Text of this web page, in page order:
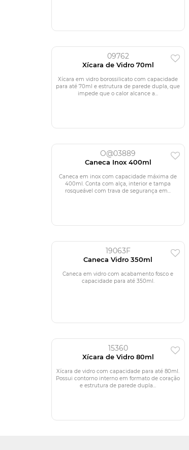
09762
Xícara de Vidro 70ml
Xícara em vidro borossilicato com capacidade
para até 70ml e estrutura de parede dupla, que
impede que o calor alcance a...
O@03889
Caneca Inox 400ml
Caneca em inox com capacidade máxima de
400ml. Conta com alça, interior e tampa
rosqueável com trava de segurança em...
19063F
Caneca Vidro 350ml
Caneca em vidro com acabamento fosco e
capacidade para até 350ml.
15360
Xícara de Vidro 80ml
Xícara de vidro com capacidade para até 80ml.
Possui contorno interno em formato de coração
e estrutura de parede dupla...